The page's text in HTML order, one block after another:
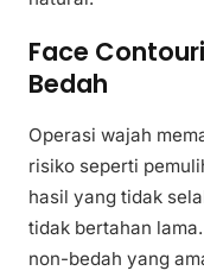
Face
Bedah
Operasi wajah
risiko seperti
hasil yang tidak
tidak bertahan
non-bedah yang